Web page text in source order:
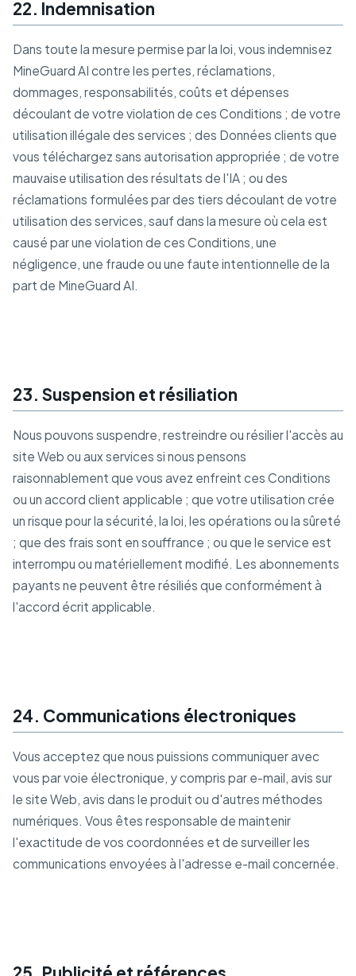
22. Indemnisation
Dans toute la mesure permise par la loi, vous indemnisez
MineGuard AI contre les pertes, réclamations,
dommages, responsabilités, coûts et dépenses
découlant de votre violation de ces Conditions ; de votre
utilisation illégale des services ; des Données clients que
vous téléchargez sans autorisation appropriée ; de votre
mauvaise utilisation des résultats de l'IA ; ou des
réclamations formulées par des tiers découlant de votre
utilisation des services, sauf dans la mesure où cela est
causé par une violation de ces Conditions, une
négligence, une fraude ou une faute intentionnelle de la
part de MineGuard AI.
23. Suspension et résiliation
Nous pouvons suspendre, restreindre ou résilier l'accès au
site Web ou aux services si nous pensons
raisonnablement que vous avez enfreint ces Conditions
ou un accord client applicable ; que votre utilisation crée
un risque pour la sécurité, la loi, les opérations ou la sûreté
; que des frais sont en souffrance ; ou que le service est
interrompu ou matériellement modifié. Les abonnements
payants ne peuvent être résiliés que conformément à
l'accord écrit applicable.
24. Communications électroniques
Vous acceptez que nous puissions communiquer avec
vous par voie électronique, y compris par e-mail, avis sur
le site Web, avis dans le produit ou d'autres méthodes
numériques. Vous êtes responsable de maintenir
l'exactitude de vos coordonnées et de surveiller les
communications envoyées à l'adresse e-mail concernée.